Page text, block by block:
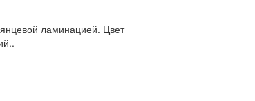
ламинацией. Цвет